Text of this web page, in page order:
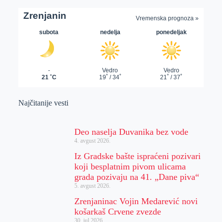
Najčitanije vesti
Deo naselja Duvanika bez vode
4. avgust 2026.
Iz Gradske bašte ispraćeni pozivari
koji besplatnim pivom ulicama
grada pozivaju na 41. „Dane piva“
5. avgust 2026.
Zrenjaninac Vojin Medarević novi
košarkaš Crvene zvezde
30. jul 2026.